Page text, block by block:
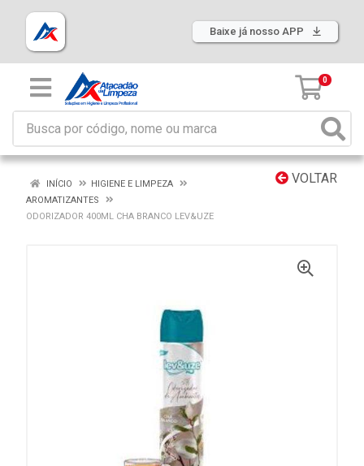
Baixe já nosso APP
0
VOLTAR
INÍCIO
HIGIENE E LIMPEZA
AROMATIZANTES
ODORIZADOR 400ML CHA BRANCO LEV&UZE